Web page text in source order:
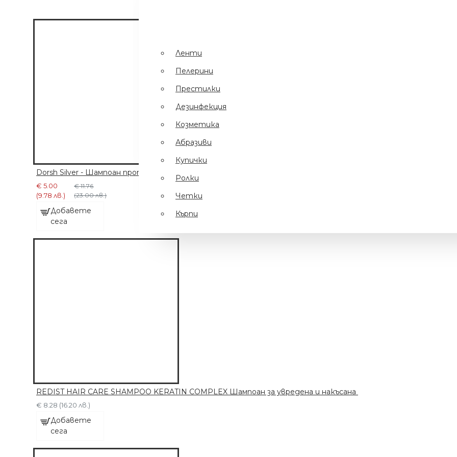
МАШИНКА С 6
ПРИСТАВКИ
Дезинфекция
Еднократни
Ръкавици
Ел Уреди
Кърпи
Четки
Ленти
Пелерини
Престилки
Дезинфекция
Козметика
Абразиви
Купички
Ролки
Четки
Кърпи
Dorsh Silver - Шампоан против оранжево лилаво 500 мл
€ 5.00
(9.78 лв.)
€ 11.76
(23.00 лв.)
Добавете
сега
REDIST HAIR CARE SHAMPOO KERATIN COMPLEX Шампоан за увредена и накъсана коса 1000мл.
€ 8.28 (16.20 лв.)
Добавете
сега